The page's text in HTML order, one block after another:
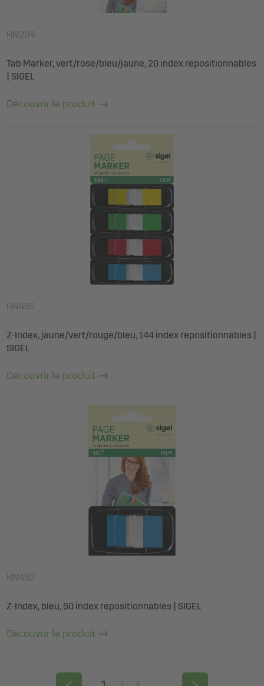
HN204
Tab Marker, vert/rose/bleu/jaune, 20 index repositionnables
| SIGEL
Découvrir le produit
HN495
Z-Index, jaune/vert/rouge/bleu, 144 index repositionnables |
SIGEL
Découvrir le produit
HN492
Z-Index, bleu, 50 index repositionnables | SIGEL
Découvrir le produit